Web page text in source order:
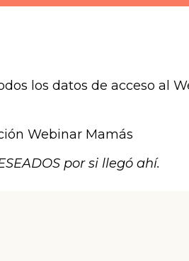
los datos de acceso al
Webinar Mamás
por si llegó ahí.